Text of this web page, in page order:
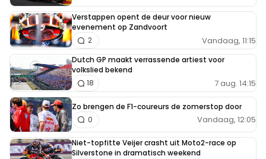
Verstappen opent de deur voor nieuw
evenement op Zandvoort
Vandaag, 11:15
2
Dutch GP maakt verrassende artiest voor
volkslied bekend
7 aug. 14:15
18
Zo brengen de F1-coureurs de zomerstop door
Vandaag, 12:05
0
Niet-topfitte Veijer crasht uit Moto2-race op
Silverstone in dramatisch weekend